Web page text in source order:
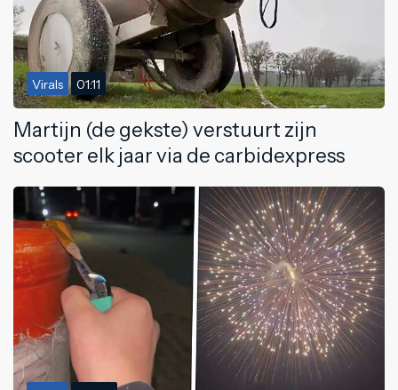
Virals 01:11
Martijn (de gekste) verstuurt zijn
scooter elk jaar via de carbidexpress